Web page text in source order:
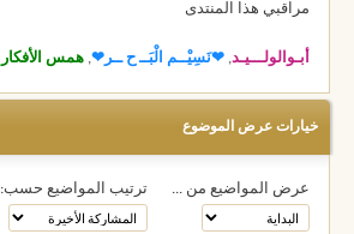
مراقبي هذا المنتدى
أبـوالولـــيـد, ❤نَسِيْــم الْبَــ ح ــر❤, همس الأفكار
خيارات عرض الموضوع
عرض المواضيع من ... ترتيب المواضيع حسب: